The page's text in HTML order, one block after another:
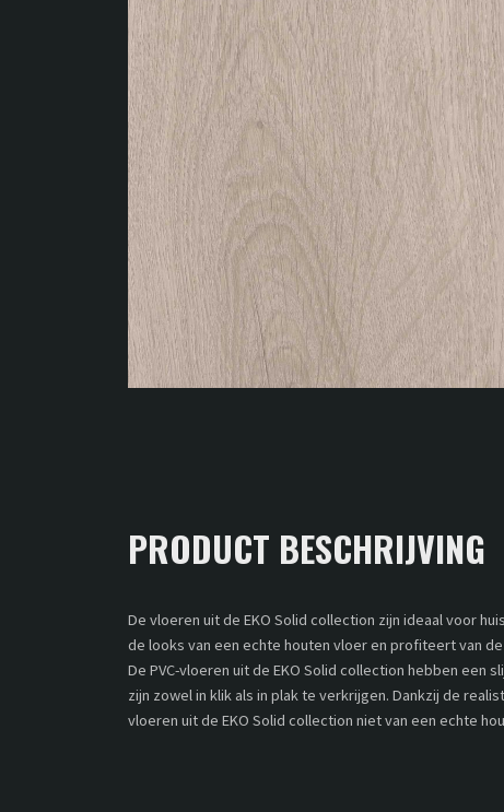
PRODUCT BESCHRIJVING
De vloeren uit de EKO Solid collection zijn ideaal voor
de looks van een echte houten vloer en profiteert van de
De PVC-vloeren uit de EKO Solid collection hebben een
zijn zowel in klik als in plak te verkrijgen. Dankzij de
vloeren uit de EKO Solid collection niet van een echte